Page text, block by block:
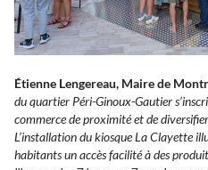
Étienne Lengereau, Maire de
du quartier Péri-Ginoux-Gautier
commerce de proximité et de
L’installation du kiosque La Clayette
habitants un accès facilité à des